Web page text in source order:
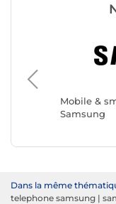
Mobile &
Samsung
Dans la même
telephone samsung |